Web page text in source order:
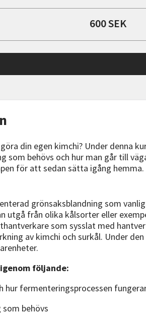
din egen kimchi? Under denna
som behövs och hur man går till
för att sedan sätta igång hemma.
grönsaksblandning som
utgå från olika kålsorter eller
som sysslat med
av kimchi och surkål. Under
följande:
hur fermenteringsprocessen
som behövs
600 SEK